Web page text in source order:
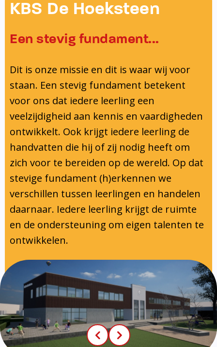
Onderwijsinspectie
KBS De Hoeksteen
Een stevig fundament...
Dit is onze missie en dit is waar wij voor
staan. Een stevig fundament betekent
voor ons dat iedere leerling een
veelzijdigheid aan kennis en vaardigheden
ontwikkelt. Ook krijgt iedere leerling de
handvatten die hij of zij nodig heeft om
zich voor te bereiden op de wereld. Op dat
stevige fundament (h)erkennen we
verschillen tussen leerlingen en handelen
daarnaar. Iedere leerling krijgt de ruimte
en de ondersteuning om eigen talenten te
ontwikkelen.